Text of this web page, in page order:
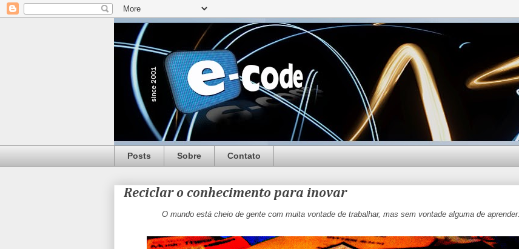
Posts Sobre Contato
Reciclar o conhecimento para inovar
O mundo está cheio de gente com muita vontade de trabalhar, mas sem vontade alguma de aprender.